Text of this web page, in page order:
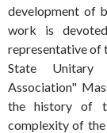
development of
work is
representative of
State Unitary
Association"
the history of
complexity of